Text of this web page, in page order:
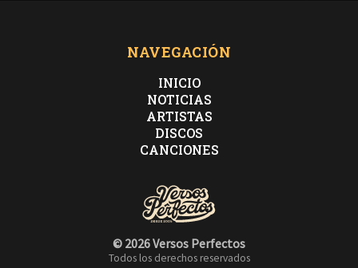
NAVEGACIÓN
INICIO
NOTICIAS
ARTISTAS
DISCOS
CANCIONES
© 2026 Versos Perfectos
Todos los derechos reservados